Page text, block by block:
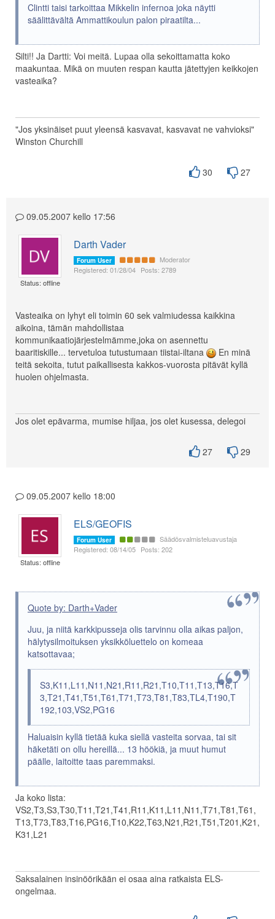
Clintti taisi tarkoittaa Mikkelin infernoa joka näytti
säälittävältä Ammattikoulun palon piraatilta...
Silti!! Ja Dartti: Voi meitä. Lupaa olla sekoittamatta koko
maakuntaa. Mikä on muuten respan kautta jätettyjen keikkojen
vasteaika?
"Jos yksinäiset puut yleensä kasvavat, kasvavat ne vahvioksi"
Winston Churchill
30 27
09.05.2007 kello 17:56
Status: offline
Darth Vader
Forum User
Moderator
Registered: 01/28/04 Posts: 2789
Vasteaika on lyhyt eli toimin 60 sek valmiudessa kaikkina
aikoina, tämän mahdollistaa
kommunikaatiojärjestelmämme,joka on asennettu
baaritiskille... tervetuloa tutustumaan tiistai-iltana
En minä
teitä sekoita, tutut paikallisesta kakkos-vuorosta pitävät kyllä
huolen ohjelmasta.
Jos olet epävarma, mumise hiljaa, jos olet kusessa, delegoi
27 29
09.05.2007 kello 18:00
Status: offline
ELS/GEOFIS
Forum User
Säädösvalmisteluavustaja
Registered: 08/14/05 Posts: 202
Quote by: Darth+Vader
Juu, ja niitä karkkipusseja olis tarvinnu olla aikas paljon,
hälytysilmoituksen yksikköluettelo on komeaa
katsottavaa;
S3,K11,L11,N11,N21,R11,R21,T10,T11,T13,T16,T
3,T21,T41,T51,T61,T71,T73,T81,T83,TL4,T190,T
192,103,VS2,PG16
Haluaisin kyllä tietää kuka siellä vasteita sorvaa, tai sit
häketäti on ollu hereillä... 13 höökiä, ja muut humut
päälle, laitoitte taas paremmaksi.
Ja koko lista:
VS2,T3,S3,T30,T11,T21,T41,R11,K11,L11,N11,T71,T81,T61,
T13,T73,T83,T16,PG16,T10,K22,T63,N21,R21,T51,T201,K21,
K31,L21
Saksalainen insinöörikään ei osaa aina ratkaista ELS-
ongelmaa.